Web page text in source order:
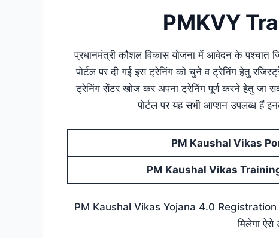
PMKVY
प्रधानमंत्री कौशल विकास योजना में आवेदन के पश्चात जिस
पोर्टल पर दी गई इस ट्रेनिंग को चुने व ट्रेनिंग हेतु
ट्रेनिंग सेंटर खोज कर अपना ट्रेनिंग पूर्ण करने हेतु जा
पोर्टल पर यह सभी आप्शन उपलब्ध हैं
PM Kaushal Vikas
PM Kaushal Vikas
PM Kaushal Vikas Yojana 4.0 Registration
मिलेगा